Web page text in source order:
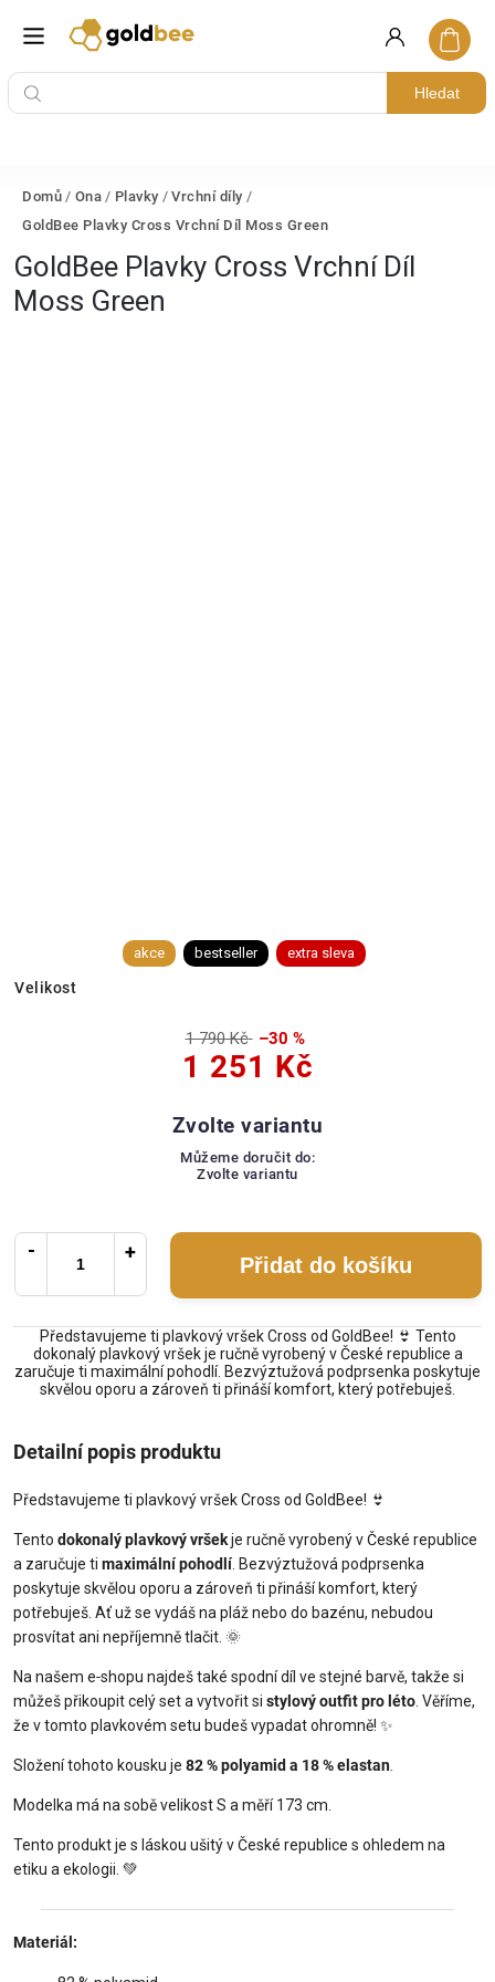
Hledat
Domů / Ona / Plavky / Vrchní díly /
GoldBee Plavky Cross Vrchní Díl Moss Green
GoldBee Plavky Cross Vrchní Díl
Moss Green
akce bestseller extra sleva
Velikost
1 790 Kč –30 %
1 251 Kč
Zvolte variantu
Můžeme doručit do:
Zvolte variantu
Přidat do košíku
Představujeme ti plavkový vršek Cross od GoldBee! 👙 Tento
dokonalý plavkový vršek je ručně vyrobený v České republice a
zaručuje ti maximální pohodlí. Bezvýztužová podprsenka poskytuje
skvělou oporu a zároveň ti přináší komfort, který potřebuješ.
Detailní popis produktu
Představujeme ti plavkový vršek Cross od GoldBee! 👙
Tento dokonalý plavkový vršekje ručně vyrobený v České republice
a zaručuje ti maximální pohodlí. Bezvýztužová podprsenka
poskytuje skvělou oporu a zároveň ti přináší komfort, který
potřebuješ. Ať už se vydáš na pláž nebo do bazénu, nebudou
prosvítat ani nepříjemně tlačit. 🌞
Na našem e‑shopu najdeš také spodní díl ve stejné barvě, takže si
můžeš přikoupit celý set a vytvořit si stylový outfit pro léto . Věříme,
že v tomto plavkovém setu budeš vypadat ohromně! ✨
Složení tohoto kousku je 82 % polyamid a 18 % elastan
Modelka má na sobě velikost S a měří 173 cm.
Tento produkt je s láskou ušitý v České republice s ohledem na
etiku a ekologii. 💚
Materiál: